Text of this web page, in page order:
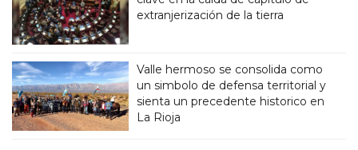
extranjerización de la tierra
Valle hermoso se consolida como
un simbolo de defensa territorial y
sienta un precedente historico en
La Rioja